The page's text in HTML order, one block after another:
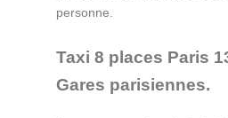
personne.
Taxi 8 places Paris
Gares parisiennes.